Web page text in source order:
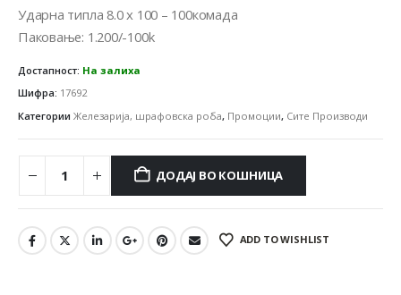
was:
560.00 ден.
is:
Ударна типла 8.0 x 100 – 100комада
Паковање: 1.200/-100k
Достапност: На залиха
Шифра: 17692
Категории Железарија, шрафовска роба, Промоции, Сите Производи
ДОДАЈ ВО КОШНИЦА
ADD TO WISHLIST